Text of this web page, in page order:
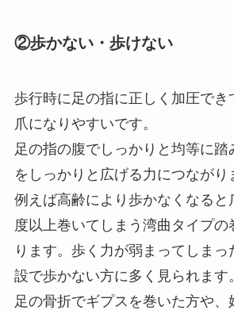
②歩かない・歩けない
歩行時に足の指に正しく加圧でき
爪になりやすいです。
足の指の腹でしっかりと均等に踏
をしっかりと広げる力につながり
例えば高齢により歩かなくなると
度以上巻いてしまう湾曲タイプの
ります。歩く力が弱まってしま
設で歩かない方に多く見られます。
足の骨折でギプスを巻いた方や、